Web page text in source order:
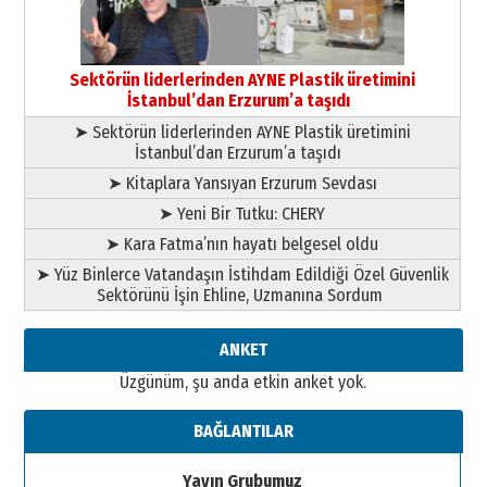
Esat BİNDESEN
Başkan Sekmen’den Erzurum’a
bir vizyon proje daha!
02 Ağustos 2026 Pazar
Sektörün liderlerinden AYNE Plastik üretimini
İstanbul’dan Erzurum’a taşıdı
➤ Sektörün liderlerinden AYNE Plastik üretimini
İstanbul’dan Erzurum’a taşıdı
➤ Kitaplara Yansıyan Erzurum Sevdası
➤ Yeni Bir Tutku: CHERY
➤ Kara Fatma’nın hayatı belgesel oldu
➤ Yüz Binlerce Vatandaşın İstihdam Edildiği Özel Güvenlik
Sektörünü İşin Ehline, Uzmanına Sordum
ANKET
Üzgünüm, şu anda etkin anket yok.
BAĞLANTILAR
Yayın Grubumuz